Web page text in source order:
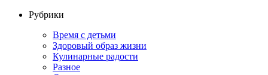
Рубрики
Время с детьми
Здоровый образ жизни
Кулинарные радости
Разное